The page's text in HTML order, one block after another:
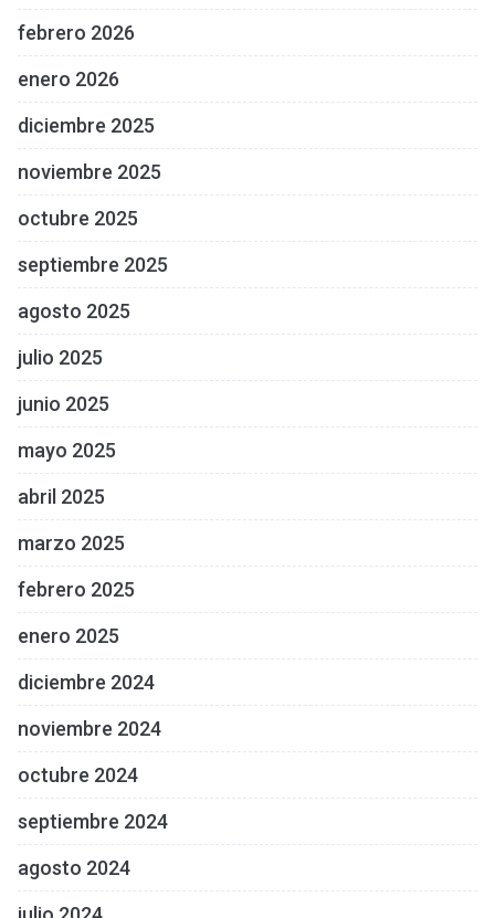
febrero 2026
enero 2026
diciembre 2025
noviembre 2025
octubre 2025
septiembre 2025
agosto 2025
julio 2025
junio 2025
mayo 2025
abril 2025
marzo 2025
febrero 2025
enero 2025
diciembre 2024
noviembre 2024
octubre 2024
septiembre 2024
agosto 2024